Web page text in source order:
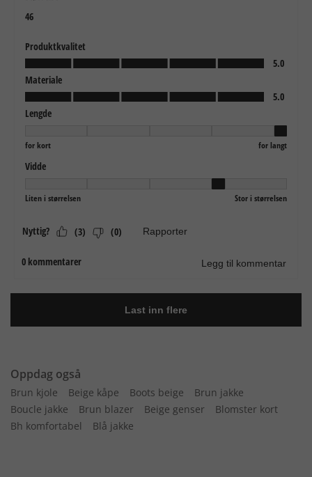
Oppdag også
Brun kjole Beige kåpe Boots beige
Brun jakke
Boucle jakke
Brun blazer Beige genser
Blomster kort
Bh komfortabel
Blå jakke